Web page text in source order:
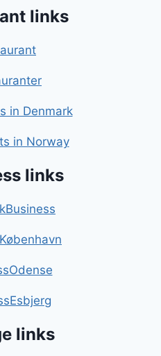
links
in Denmark
in Norway
links
links